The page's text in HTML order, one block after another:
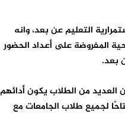
التعليم عن بعد، وانه
المفروضة على أعداد الحضور
بعد.
العديد من الطلاب يكون أدائهم
لجميع طلاب الجامعات مع